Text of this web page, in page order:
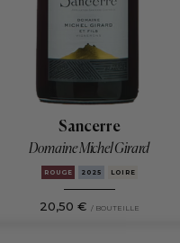
Sancerre
Domaine Michel Girard
ROUGE 2025 LOIRE
20,50 € / BOUTEILLE